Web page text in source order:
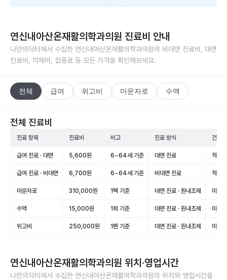
앞으로도 충분한 설명을 통해 안심하고 진료받으실 수 있도록 더욱 노력
하겠습니다.
앞으로도 언제나 편안하게 내원하실 수 있도록 세심한 진료와 변함없는
감사합니다.
연신내아산온재활의학과의원 진료비 안내
나만의닥터에서 수집한 연신내아산온재활의학과의원의 비대면 진료비, 대면
진료비, 약제비, 접종료 등 모든 가격을 확인해보세요.
전체 급여 위고비 마운자로 수액
전체 진료비
진료 항목 진료비 비고 진료 방식 건강
급여 진료 · 대면 5,600원 6~64세 기준 대면 진료 적용(
급여 진료 · 비대면 6,700원 6~64세 기준 비대면 진료 적용(
마운자로 310,000원 1팩 기준 대면 진료 · 원내조제 미적
수액 15,000원 1회 기준 대면 진료 · 원내조제 미적
위고비 250,000원 1펜 기준 대면 진료 · 원내조제 미적
연신내아산온재활의학과의원 위치·영업시간
나만의닥터에서 수집한 연신내아산온재활의학과의원의 위치와 영업시간을